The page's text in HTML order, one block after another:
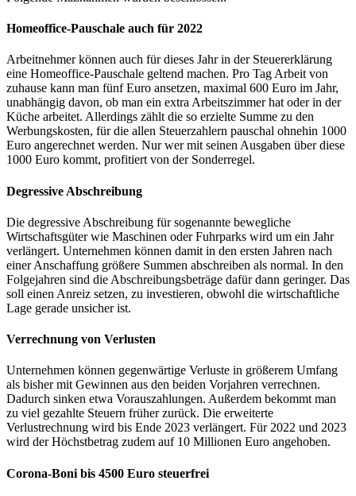
Homeoffice-Pauschale auch für 2022
Arbeitnehmer können auch für dieses Jahr in der Steuererklärung
eine Homeoffice-Pauschale geltend machen. Pro Tag Arbeit von
zuhause kann man fünf Euro ansetzen, maximal 600 Euro im Jahr,
unabhängig davon, ob man ein extra Arbeitszimmer hat oder in der
Küche arbeitet. Allerdings zählt die so erzielte Summe zu den
Werbungskosten, für die allen Steuerzahlern pauschal ohnehin 1000
Euro angerechnet werden. Nur wer mit seinen Ausgaben über diese
1000 Euro kommt, profitiert von der Sonderregel.
Degressive Abschreibung
Die degressive Abschreibung für sogenannte bewegliche
Wirtschaftsgüter wie Maschinen oder Fuhrparks wird um ein Jahr
verlängert. Unternehmen können damit in den ersten Jahren nach
einer Anschaffung größere Summen abschreiben als normal. In den
Folgejahren sind die Abschreibungsbeträge dafür dann geringer. Das
soll einen Anreiz setzen, zu investieren, obwohl die wirtschaftliche
Lage gerade unsicher ist.
Verrechnung von Verlusten
Unternehmen können gegenwärtige Verluste in größerem Umfang
als bisher mit Gewinnen aus den beiden Vorjahren verrechnen.
Dadurch sinken etwa Vorauszahlungen. Außerdem bekommt man
zu viel gezahlte Steuern früher zurück. Die erweiterte
Verlustrechnung wird bis Ende 2023 verlängert. Für 2022 und 2023
wird der Höchstbetrag zudem auf 10 Millionen Euro angehoben.
Corona-Boni bis 4500 Euro steuerfrei